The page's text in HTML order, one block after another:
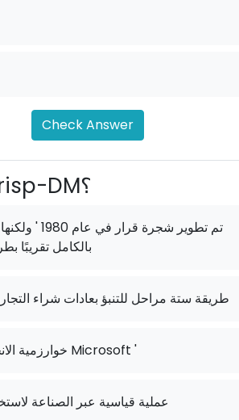
Check Answer
ما هو Drisp-DM؟
بالكامل تقريبًا
طريقة ستة مراحل للتنبؤ بعادات شراء
خوارزمية الانحدار الخطي Microsoft '
عملية قياسية عبر الصناعة